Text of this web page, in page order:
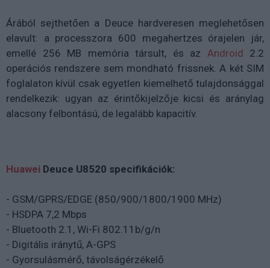
Árából sejthetően a Deuce hardveresen meglehetősen
elavult: a processzora 600 megahertzes órajelen jár,
emellé 256 MB memória társult, és az Android 2.2
operációs rendszere sem mondható frissnek. A két SIM
foglalaton kívül csak egyetlen kiemelhető tulajdonsággal
rendelkezik: ugyan az érintőkijelzője kicsi és aránylag
alacsony felbontású, de legalább kapacitív.
Huawei Deuce U8520 specifikációk:
- GSM/GPRS/EDGE (850/900/1800/1900 MHz)
- HSDPA 7,2 Mbps
- Bluetooth 2.1, Wi-Fi 802.11b/g/n
- Digitális iránytű, A-GPS
- Gyorsulásmérő, távolságérzékelő